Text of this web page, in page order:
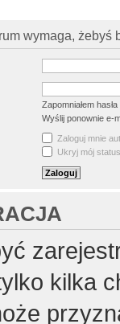
wymaga, żebyś
Zapomniałem hasła
Wyślij ponownie e-
Zaloguj mnie
Ukryj mój
kilka